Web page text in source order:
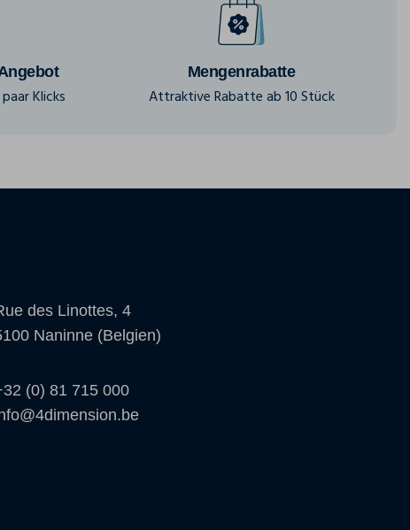
Klicks
Mengenrabatte
Attraktive Rabatte ab 10 Stück
des Linottes, 4
Naninne (Belgien)
(0) 81 715 000